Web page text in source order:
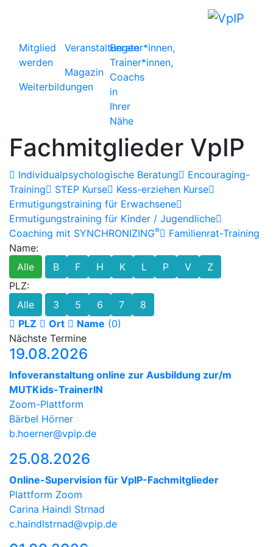
Mitglied
werden
Weiterbildungen
Veranstaltungen
Magazin
Berater*innen,
Trainer*innen,
Coachs
in
Ihrer
Nähe
Fachmitglieder VpIP
Individualpsychologische Beratung
Encouraging-
Training
STEP Kurse
Kess-erziehen Kurse
Ermutigungstraining für Erwachsene
Ermutigungstraining für Kinder / Jugendliche
Coaching mit SYNCHRONIZING®
Familienrat-Training
Name:
Alle
B F H K L P V
Z
PLZ:
Alle
3 5 6 7
8
PLZ
Ort Name (0)
Nächste Termine
19.08.2026
Infoveranstaltung online zur Ausbildung zur/m
MUTKids-TrainerIN
Zoom-Plattform
Bärbel Hörner
b.hoerner@vpip.de
25.08.2026
Online-Supervision für VpIP-Fachmitglieder
Plattform Zoom
Carina Haindl Strnad
c.haindlstrnad@vpip.de